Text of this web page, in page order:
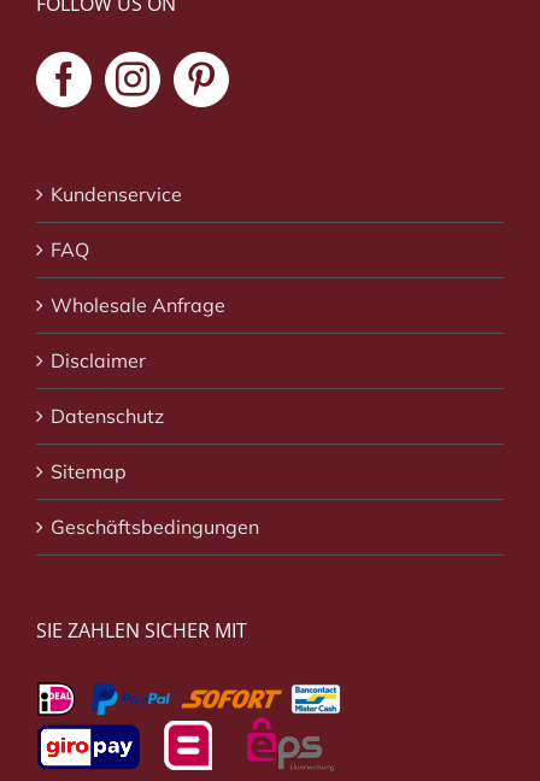
Kundenservice
FAQ
Wholesale Anfrage
Disclaimer
Datenschutz
Sitemap
Geschäftsbedingungen
SIE ZAHLEN SICHER MIT